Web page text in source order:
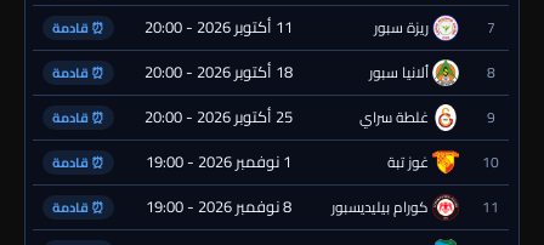
7 ريزة سبور 11 أكتوبر 2026 - 20:00 ⏰ قادمة
8 ألانيا سبور 18 أكتوبر 2026 - 20:00 ⏰ قادمة
9 غلطة سراي 25 أكتوبر 2026 - 20:00 ⏰ قادمة
10 غوز تبة 1 نوفمبر 2026 - 19:00 ⏰ قادمة
11 كورام بيليديسبور 8 نوفمبر 2026 - 19:00 ⏰ قادمة